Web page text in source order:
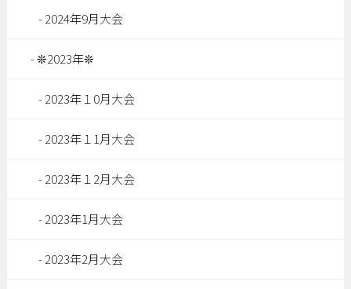
2024年9月大会
❊2023年❊
2023年１0月大会
2023年１1月大会
2023年１2月大会
2023年1月大会
2023年2月大会